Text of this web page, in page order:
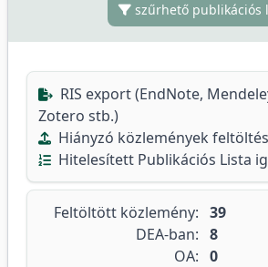
szűrhető publikációs
RIS export (EndNote,
Zotero stb.)
Hiányzó közlemények
Hitelesített Publikációs Lista
Feltöltött közlemény: 39
DEA-ban: 8
OA: 0